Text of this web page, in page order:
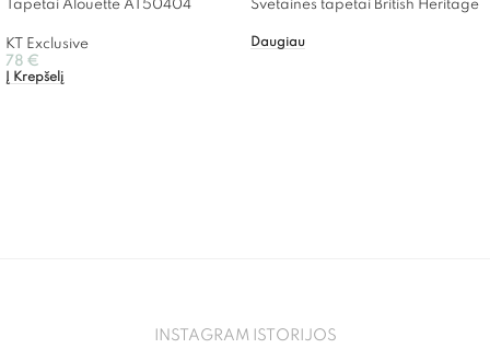
Tapetai Alouette AT50404
KT Exclusive
78 €
Į Krepšelį
Svetainės tapetai British Heritage
Daugiau
INSTAGRAM ISTORIJOS